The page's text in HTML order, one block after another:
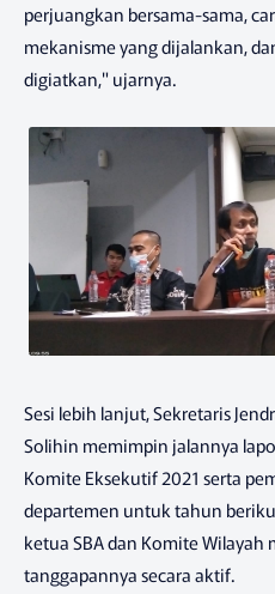
perjuangkan bersama-sama,
mekanisme yang dijalankan,
digiatkan," ujarnya.
Sesi lebih lanjut, Sekretaris
Solihin memimpin jalannya
Komite Eksekutif 2021 serta
departemen untuk tahun
ketua SBA dan Komite Wilayah
tanggapannya secara aktif.